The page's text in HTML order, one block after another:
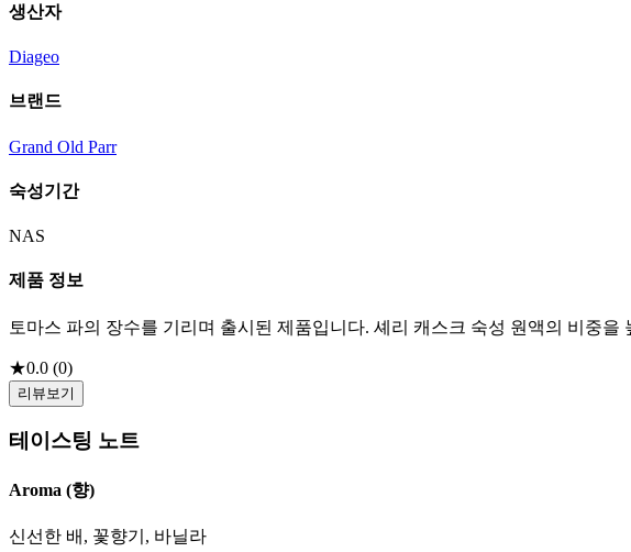
생산자
Diageo
브랜드
Grand Old Parr
숙성기간
NAS
제품 정보
토마스 파의 장수를 기리며 출시된 제품입니다. 셰리 캐스크 숙성 원액의 비중
★0.0 (0)
리뷰보기
테이스팅 노트
Aroma (향)
신선한 배, 꽃향기, 바닐라